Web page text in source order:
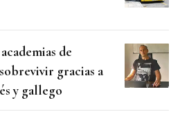
de
gracias a
y gallego